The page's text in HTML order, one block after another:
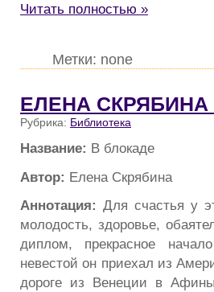
Читать полностью »
Метки: none
ЕЛЕНА СКРЯБИНА
Рубрика: Библиотека
Название: В блокаде
Автор: Елена Скрябина
Аннотация: Для счастья у
молодость, здоровье,
диплом, прекрасное
невестой он приехал из
дороге из Венеции в